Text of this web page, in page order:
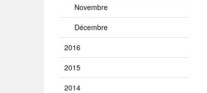
Novembre
Décembre
2016
2015
2014